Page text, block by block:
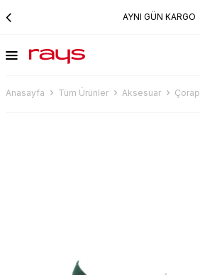
AYNI GÜN KARGO
Anasayfa Tüm Ürünler Aksesuar Çorap